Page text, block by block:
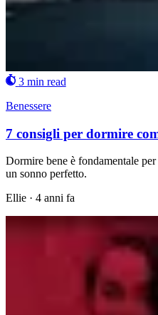
3 min read
Benessere
7 consigli per dormire
Dormire bene è fondamentale
un sonno perfetto.
Ellie · 4 anni fa